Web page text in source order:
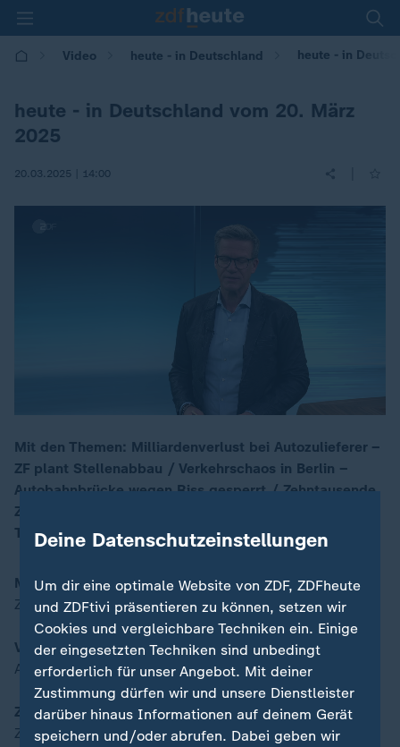
Video heute - in Deutschland heute - in
heute - in Deutschland vom 20. März
2025
20.03.2025 | 14:00
00:17
Mit den Themen: Milliardenverlust bei Autozulieferer –
ZF plant Stellenabbau / Verkehrschaos in Berlin –
Autobahnbrücke wegen Riss gesperrt / Zehntausende
Zeugnisnoten fehlen – Zu großer Lehrermangel in
Thüringen
Milliardenverlust bei Autozulieferer
ZF plant Stellenabbau
Verkehrschaos in Berlin
Autobahnbrücke wegen Riss gesperrt
Zehntausende Zeugnisnoten fehlen
Zu großer Lehrermangel in Thüringen
Deine Datenschutzeinstellungen
Um dir eine optimale Website von ZDF, ZDFheute
und ZDFtivi präsentieren zu können, setzen wir
Cookies und vergleichbare Techniken ein. Einige
der eingesetzten Techniken sind unbedingt
erforderlich für unser Angebot. Mit deiner
Zustimmung dürfen wir und unsere Dienstleister
darüber hinaus Informationen auf deinem Gerät
speichern und/oder abrufen. Dabei geben wir